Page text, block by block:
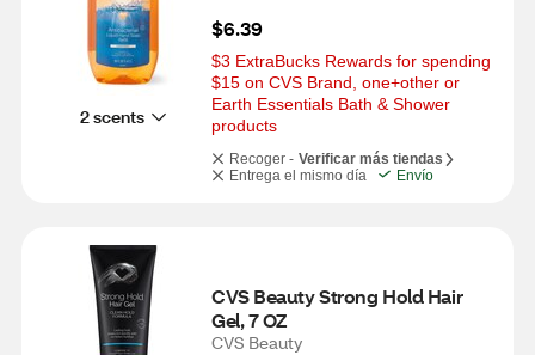
2 scents
$6.39
$3 ExtraBucks Rewards for spending
$15 on CVS Brand, one+other or
Earth Essentials Bath & Shower
products
Recoger - Verificar más tiendas
Entrega el mismo día
Envío
CVS Beauty Strong Hold Hair
Gel, 7 OZ
CVS Beauty